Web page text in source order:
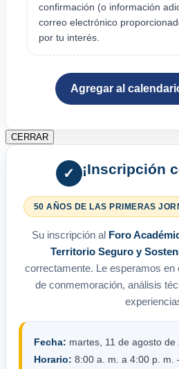
confirmación (o información
correo electrónico
por tu interés.
Agregar al
CERRAR
✓ ¡Inscripción
50 AÑOS DE LAS PRIMERAS
Su inscripción al Foro
Territorio Seguro y
correctamente. Le esperamos en
de conmemoración, análisis
Fecha: martes, 11 de agosto de
Horario: 8:00 a. m. a 4:00 p.